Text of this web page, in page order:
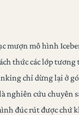
mượn mô hình
thức các lớp
chỉ dừng lại ở
nghiên cứu chuyên
đúc rút được chứ